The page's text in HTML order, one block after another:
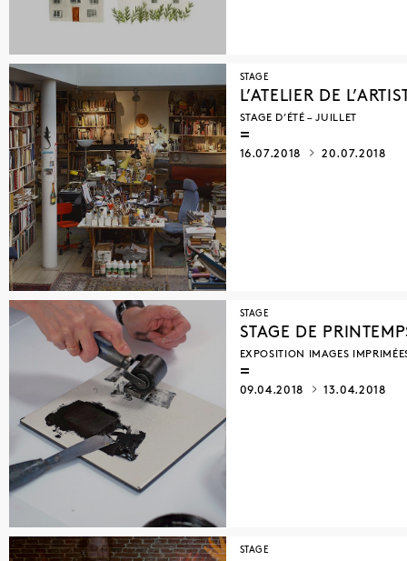
STAGE
L’ATELIER DE
STAGE D’ÉTÉ – JUILLET
16.07.2018 20.07.2018
STAGE
STAGE DE
EXPOSITION IMAGES
09.04.2018 13.04.2018
STAGE